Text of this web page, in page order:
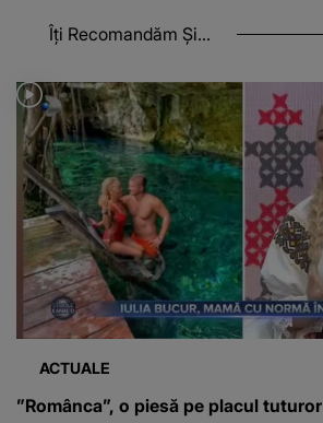
Îți Recomandăm Și...
ACTUALE
”Românca”, o piesă pe placul tuturor